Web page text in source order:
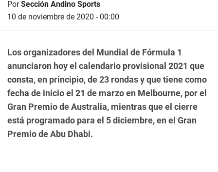
PorSección Andino Sports
10 de noviembre de 2020 - 00:00
Los organizadores del Mundial de Fórmula 1
anunciaron hoy el calendario provisional 2021 que
consta, en principio, de 23 rondas y que tiene como
fecha de inicio el 21 de marzo en Melbourne, por el
Gran Premio de Australia, mientras que el cierre
está programado para el 5 diciembre, en el Gran
Premio de Abu Dhabi.